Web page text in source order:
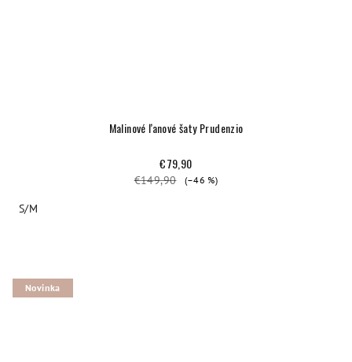
Malinové ľanové šaty Prudenzio
€79,90
€149,90 (–46 %)
S/M
Novinka